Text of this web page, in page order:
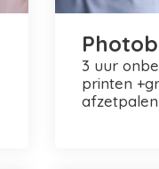
3 uur onbeperkt foto's maken en
printen
afzetpalen